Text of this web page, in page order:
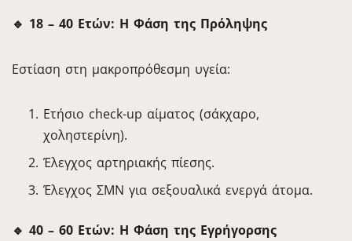
🔹 18 – 40 Ετών: Η Φάση της Πρόληψης
Εστίαση στη μακροπρόθεσμη υγεία:
Ετήσιο check-up αίματος (σάκχαρο,
χοληστερίνη).
Έλεγχος αρτηριακής πίεσης.
Έλεγχος ΣΜΝ για σεξουαλικά ενεργά άτομα.
🔹 40 – 60 Ετών: Η Φάση της Εγρήγορσης